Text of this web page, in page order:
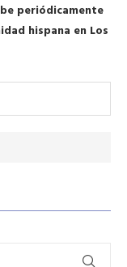
periódicamente
hispana en Los